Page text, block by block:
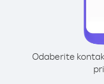
Odaberite